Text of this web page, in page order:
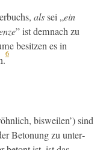
alssei „ein
” ist dem­nach zu
besitzen es in
6
bisweilen’) sind
Beto­nung zu unter­